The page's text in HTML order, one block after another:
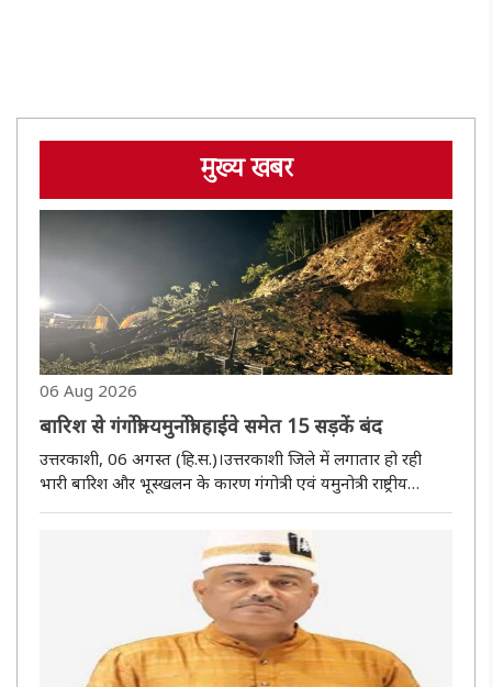
मुख्य खबर
06 Aug 2026
बारिश से गंगोत्री-यमुनोत्री हाईवे समेत 15 सड़कें बंद
उत्तरकाशी, 06 अगस्त (हि.स.)।उत्तरकाशी जिले में लगातार हो रही
भारी बारिश और भूस्खलन के कारण गंगोत्री एवं यमुनोत्री राष्ट्रीय
राजमार्ग सहित कुल 15 सड़कें गुरुवार को बंद हो गईं, जिससे